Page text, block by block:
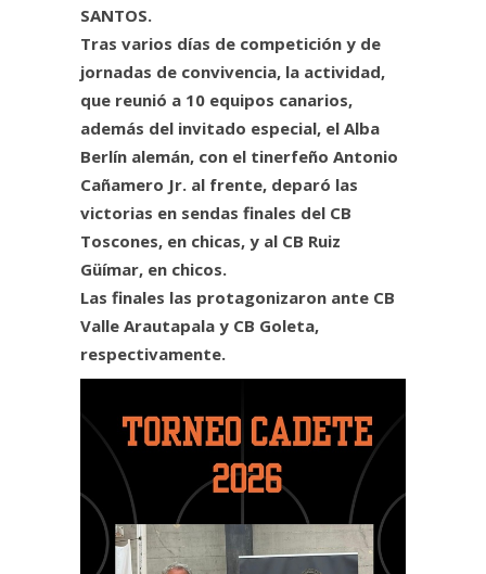
SANTOS.
Tras varios días de competición y de
jornadas de convivencia, la actividad,
que reunió a 10 equipos canarios,
además del invitado especial, el Alba
Berlín alemán, con el tinerfeño Antonio
Cañamero Jr. al frente, deparó las
victorias en sendas finales del CB
Toscones, en chicas, y al CB Ruiz
Güímar, en chicos.
Las finales las protagonizaron ante CB
Valle Arautapala y CB Goleta,
respectivamente.